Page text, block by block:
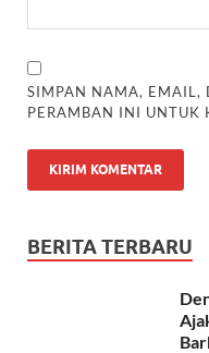
SIMPAN NAMA, EMAIL,
PERAMBAN INI UNTUK
BERITA TERBARU